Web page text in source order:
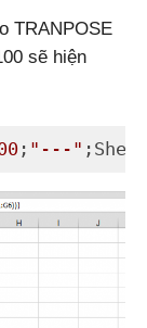
TRANPOSE
sẽ hiện
; "---"